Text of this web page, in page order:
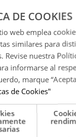
su
de
y
de los
su
revelar
forma en
puso fin
La
imaginar
cantante
para ese
DE COOKIES
web emplea
similares para
Revise nuestra
informarse al
marque
de Cookies"